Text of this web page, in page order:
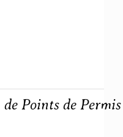
Points de Permis